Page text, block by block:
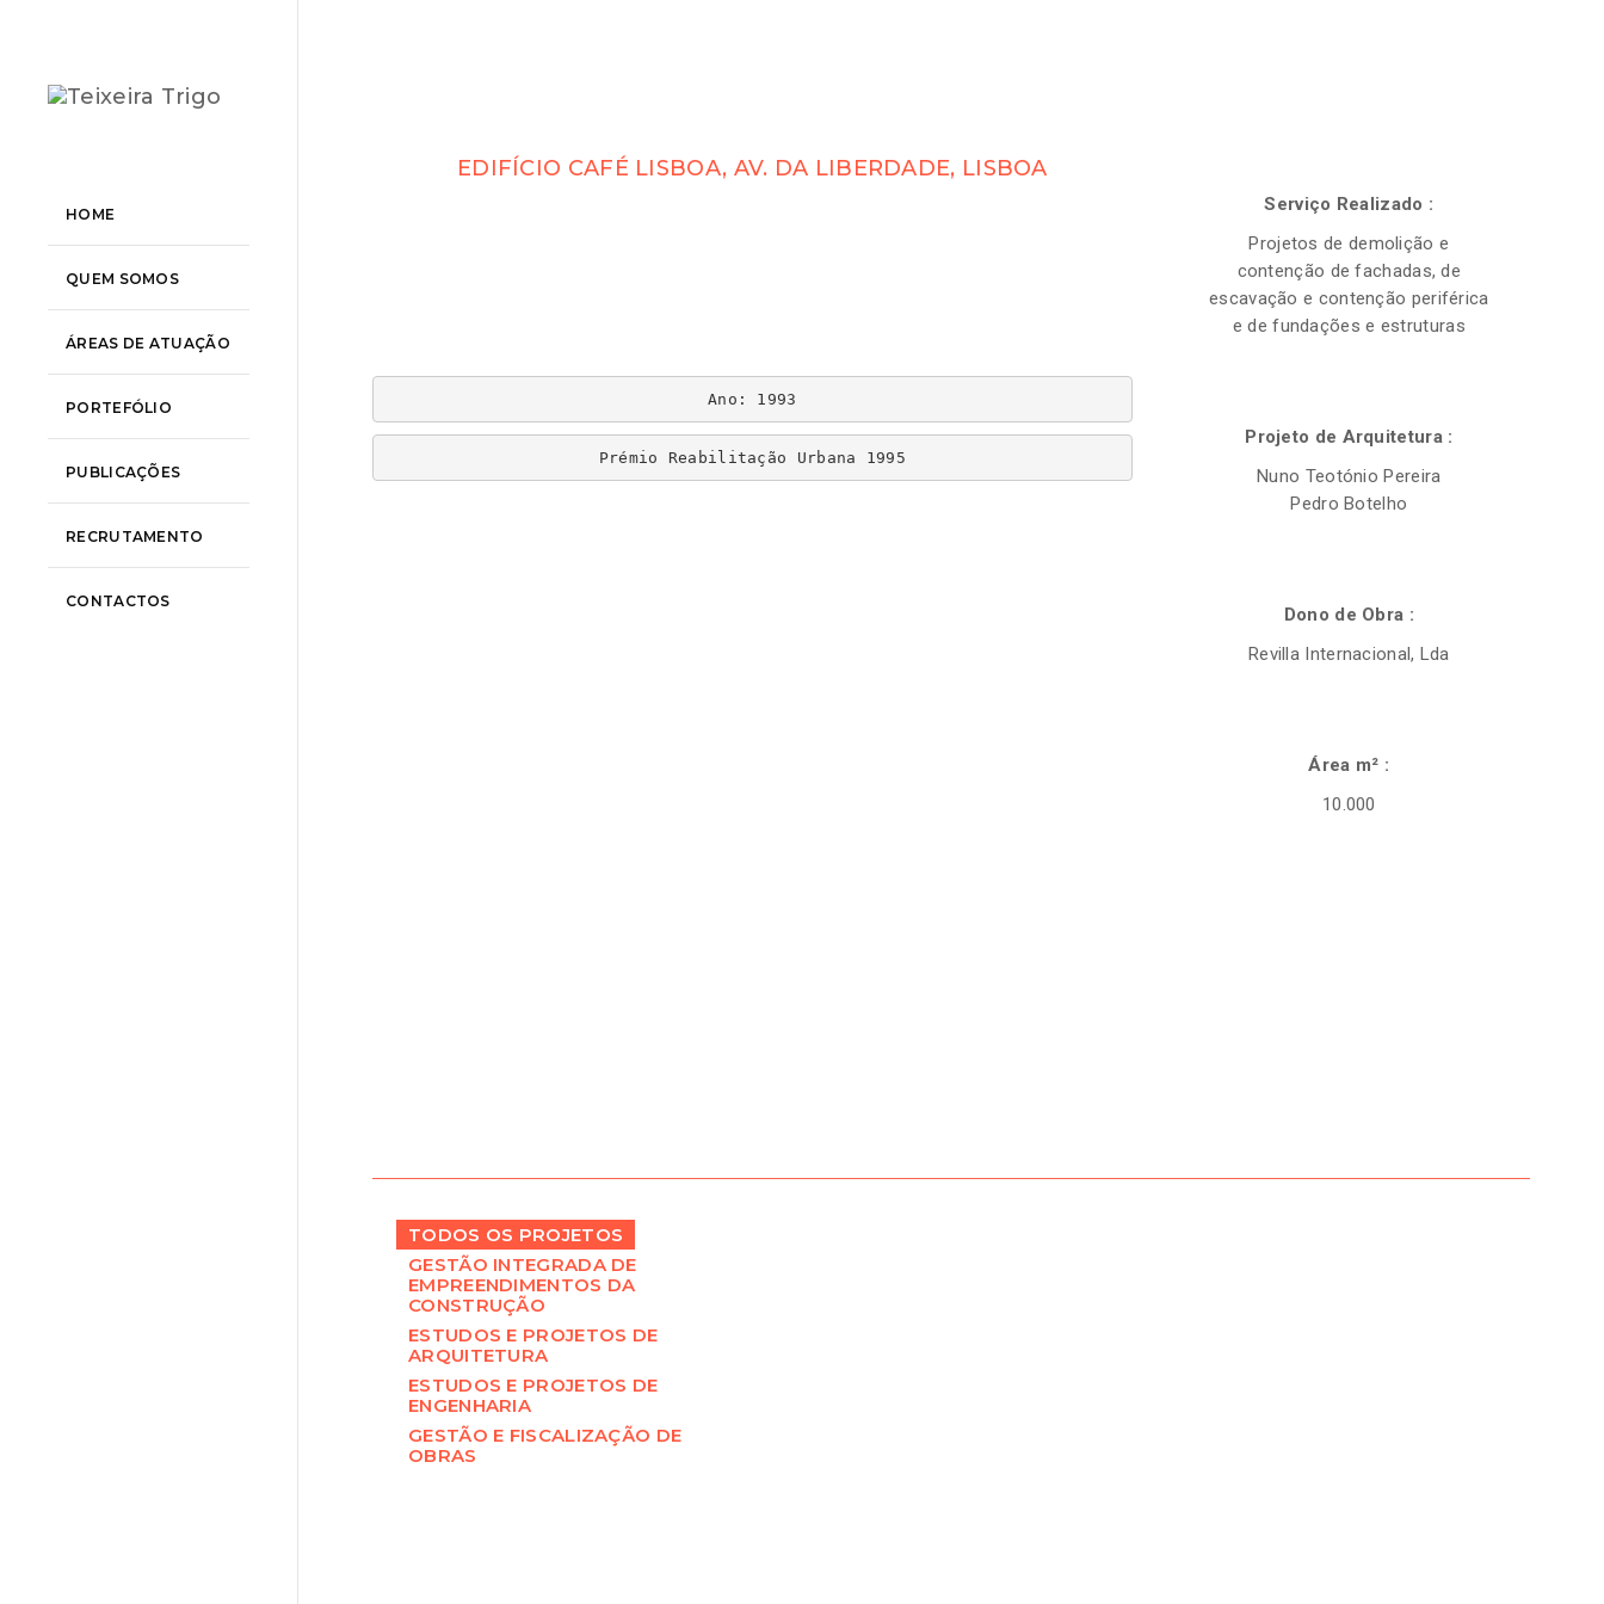
HOME
QUEM SOMOS
ÁREAS DE ATUAÇÃO
PORTEFÓLIO
PUBLICAÇÕES
RECRUTAMENTO
CONTACTOS
EDIFÍCIO CAFÉ LISBOA, AV. DA LIBERDADE, LISBOA
Ano: 1993
Prémio Reabilitação Urbana 1995
Serviço Realizado :
Projetos de demolição e
contenção de fachadas, de
escavação e contenção periférica
e de fundações e estruturas
Projeto de Arquitetura :
Nuno Teotónio Pereira
Pedro Botelho
Dono de Obra :
Revilla Internacional, Lda
Área m² :
10.000
TODOS OS PROJETOS
GESTÃO INTEGRADA DE
EMPREENDIMENTOS DA
CONSTRUÇÃO
ESTUDOS E PROJETOS DE
ARQUITETURA
ESTUDOS E PROJETOS DE
ENGENHARIA
GESTÃO E FISCALIZAÇÃO DE
OBRAS